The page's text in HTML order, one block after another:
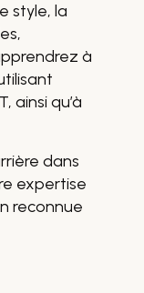
style, la
à
ainsi qu’à
dans
expertise
reconnue